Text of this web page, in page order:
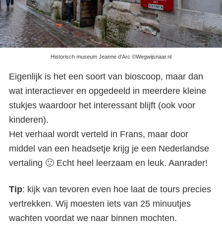
Historisch museum Jeanne d’Arc ©Wegwijsnaar.nl
Eigenlijk is het een soort van bioscoop, maar dan
wat interactiever en opgedeeld in meerdere kleine
stukjes waardoor het interessant blijft (ook voor
kinderen).
Het verhaal wordt verteld in Frans, maar door
middel van een headsetje krijg je een Nederlandse
vertaling 🙂 Echt heel leerzaam en leuk. Aanrader!
Tip: kijk van tevoren even hoe laat de tours precies
vertrekken. Wij moesten iets van 25 minuutjes
wachten voordat we naar binnen mochten.